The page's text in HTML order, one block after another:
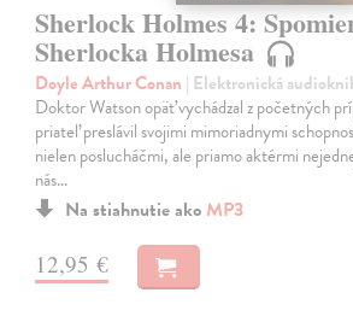
Sherlock Holmes 4:
Sherlocka Holmesa
Doyle Arthur Conan | Elektronická
Doktor Watson opäť vychádzal z početných
priateľ preslávil svojimi mimoriadnymi
nielen poslucháčmi, ale priamo aktérmi
nás…
Na stiahnutie ako MP3
12,95 €